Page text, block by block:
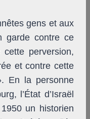
gens et aux
garde contre ce
cette perversion,
et contre cette
En la personne
l’État d’Israël
un historien